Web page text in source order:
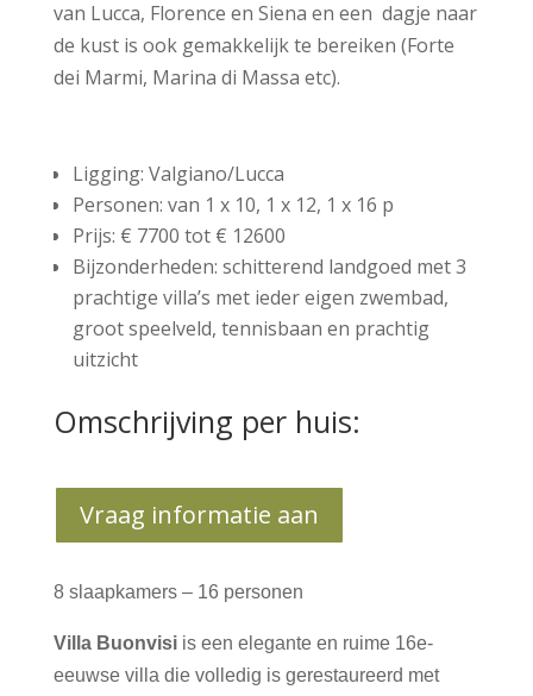
van Lucca, Florence en Siena en een dagje naar
de kust is ook gemakkelijk te bereiken (Forte
dei Marmi, Marina di Massa etc).
Ligging: Valgiano/Lucca
Personen: van 1 x 10, 1 x 12, 1 x 16 p
Prijs: € 7700 tot € 12600
Bijzonderheden: schitterend landgoed met 3
prachtige villa’s met ieder eigen zwembad,
groot speelveld, tennisbaan en prachtig
uitzicht
Omschrijving per huis:
Vraag informatie aan
8 slaapkamers – 16 personen
Villa Buonvisiis een elegante en ruime 16e-
eeuwse villa die volledig is gerestaureerd met